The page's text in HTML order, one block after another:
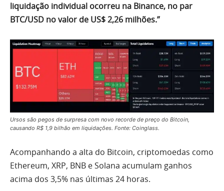
liquidação individual ocorreu na Binance, no par
BTC/USD no valor de US$ 2,26 milhões.”
Ursos são pegos de surpresa com novo recorde de preço do Bitcoin,
causando R$ 1,9 bilhão em liquidações. Fonte: Coinglass.
Acompanhando a alta do Bitcoin, criptomoedas como
Ethereum, XRP, BNB e Solana acumulam ganhos
acima dos 3,5% nas últimas 24 horas.